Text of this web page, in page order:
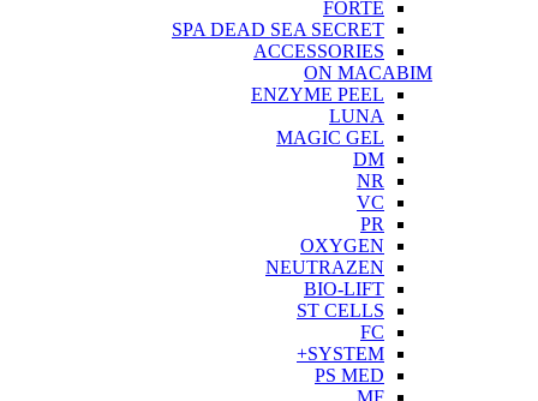
FORTE
SPA DEAD SEA SECRET
ACCESSORIES
ON MACABIM
ENZYME PEEL
LUNA
MAGIC GEL
DM
NR
VC
PR
OXYGEN
NEUTRAZEN
BIO-LIFT
ST CELLS
FC
SYSTEM+
PS MED
MF